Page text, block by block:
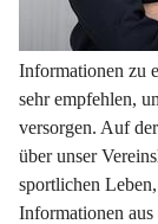
Informationen zu
sehr empfehlen,
versorgen. Auf
über unser
sportlichen
Informationen